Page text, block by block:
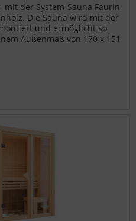
mit der System-Sauna Faurin
Die Sauna wird mit der
und ermöglicht so
Außenmaß von 170 x 151